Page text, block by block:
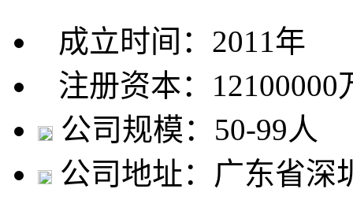
成立时间：2011年
注册资本：12100000
公司规模：50-99人
公司地址：广东省深